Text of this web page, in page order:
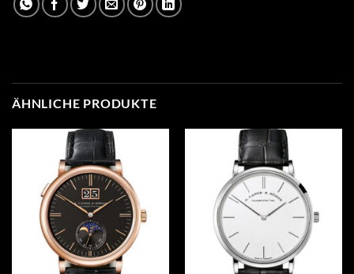
ÄHNLICHE PRODUKTE